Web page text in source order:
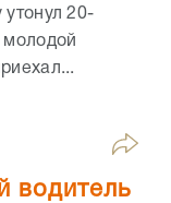
20-
водитель